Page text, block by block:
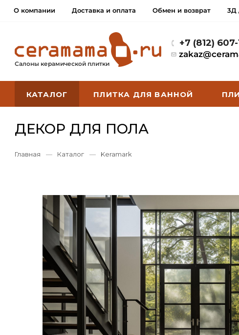
О компании Доставка и оплата Обмен и возврат 3Д
Салоны керамической плитки
+7 (812) 607-
КАТАЛОГ ПЛИТКА ДЛЯ ВАННОЙ
ДЕКОР ДЛЯ ПОЛА
Главная — Каталог — Keramark